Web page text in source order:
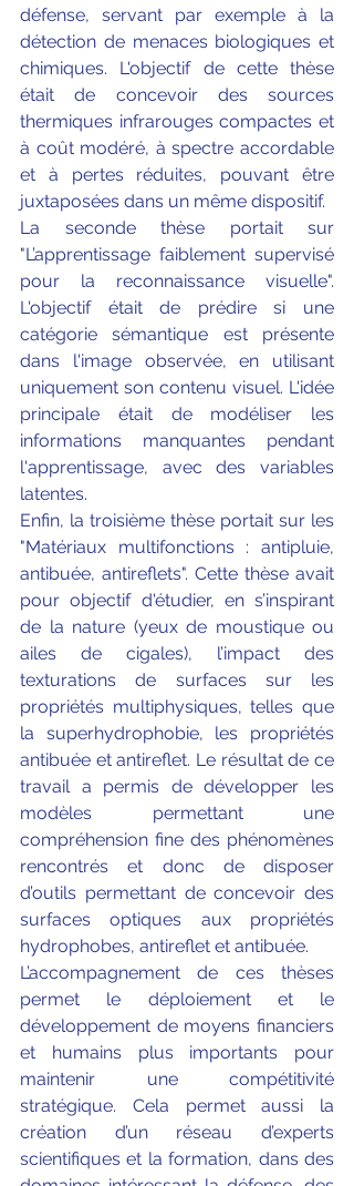
défense, servant par exemple à la
détection de menaces biologiques et
chimiques. L'objectif de cette thèse
était de concevoir des sources
thermiques infrarouges compactes et
à coût modéré, à spectre accordable
et à pertes réduites, pouvant être
juxtaposées dans un même dispositif.
La seconde thèse portait sur
"L’apprentissage faiblement supervisé
pour la reconnaissance visuelle".
L'objectif était de prédire si une
catégorie sémantique est présente
dans l'image observée, en utilisant
uniquement son contenu visuel. L'idée
principale était de modéliser les
informations manquantes pendant
l'apprentissage, avec des variables
latentes.
Enfin, la troisième thèse portait sur les
"Matériaux multifonctions : antipluie,
antibuée, antireflets". Cette thèse avait
pour objectif d'étudier, en s’inspirant
de la nature (yeux de moustique ou
ailes de cigales), l’impact des
texturations de surfaces sur les
propriétés multiphysiques, telles que
la superhydrophobie, les propriétés
antibuée et antireflet. Le résultat de ce
travail a permis de développer les
modèles permettant une
compréhension fine des phénomènes
rencontrés et donc de disposer
d’outils permettant de concevoir des
surfaces optiques aux propriétés
hydrophobes, antireflet et antibuée.
L’accompagnement de ces thèses
permet le déploiement et le
développement de moyens financiers
et humains plus importants pour
maintenir une compétitivité
stratégique. Cela permet aussi la
création d’un réseau d’experts
scientifiques et la formation, dans des